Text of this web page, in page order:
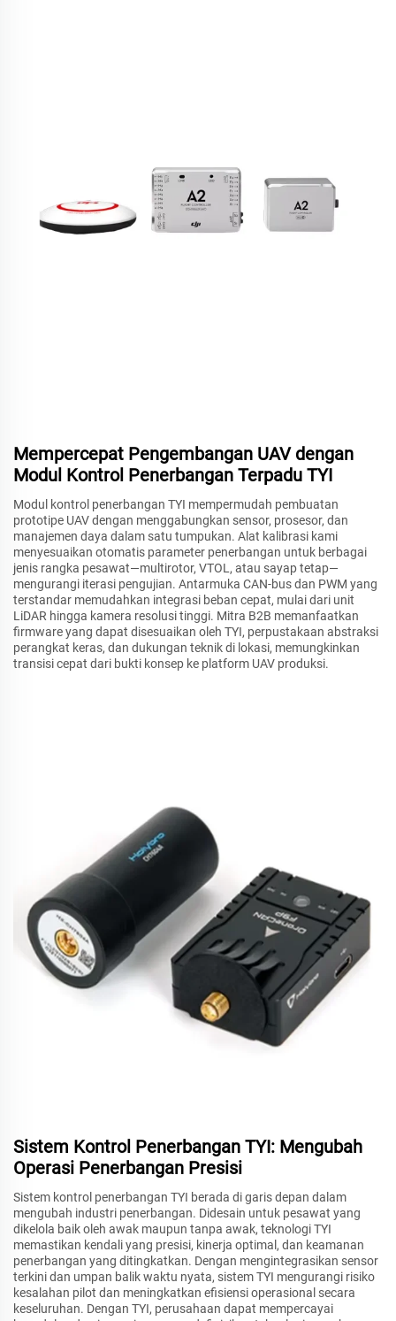
Mempercepat Pengembangan UAV dengan
Modul Kontrol Penerbangan Terpadu TYI
Modul kontrol penerbangan TYI mempermudah pembuatan
prototipe UAV dengan menggabungkan sensor, prosesor, dan
manajemen daya dalam satu tumpukan. Alat kalibrasi kami
menyesuaikan otomatis parameter penerbangan untuk berbagai
jenis rangka pesawat—multirotor, VTOL, atau sayap tetap—
mengurangi iterasi pengujian. Antarmuka CAN-bus dan PWM yang
terstandar memudahkan integrasi beban cepat, mulai dari unit
LiDAR hingga kamera resolusi tinggi. Mitra B2B memanfaatkan
firmware yang dapat disesuaikan oleh TYI, perpustakaan abstraksi
perangkat keras, dan dukungan teknik di lokasi, memungkinkan
transisi cepat dari bukti konsep ke platform UAV produksi.
Sistem Kontrol Penerbangan TYI: Mengubah
Operasi Penerbangan Presisi
Sistem kontrol penerbangan TYI berada di garis depan dalam
mengubah industri penerbangan. Didesain untuk pesawat yang
dikelola baik oleh awak maupun tanpa awak, teknologi TYI
memastikan kendali yang presisi, kinerja optimal, dan keamanan
penerbangan yang ditingkatkan. Dengan mengintegrasikan sensor
terkini dan umpan balik waktu nyata, sistem TYI mengurangi risiko
kesalahan pilot dan meningkatkan efisiensi operasional secara
keseluruhan. Dengan TYI, perusahaan dapat mempercayai